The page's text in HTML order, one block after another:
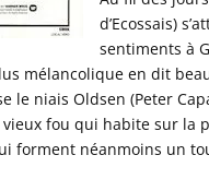
d’Ecossais)
sentiments à
mélancolique en dit
le niais Oldsen (Peter
fou qui habite sur la
forment néanmoins un